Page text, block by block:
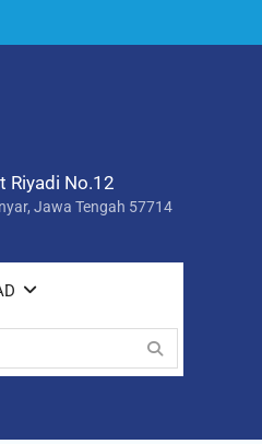
Riyadi No.12
Jawa Tengah 57714